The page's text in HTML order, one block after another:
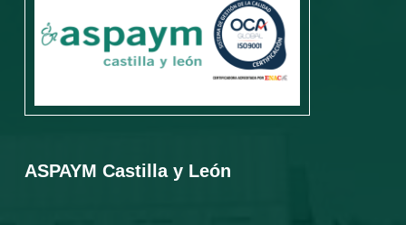
ASPAYM Castilla y León